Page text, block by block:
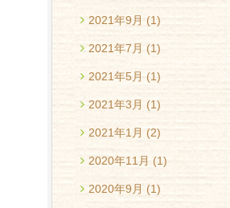
2021年9月 (1)
2021年7月 (1)
2021年5月 (1)
2021年3月 (1)
2021年1月 (2)
2020年11月 (1)
2020年9月 (1)